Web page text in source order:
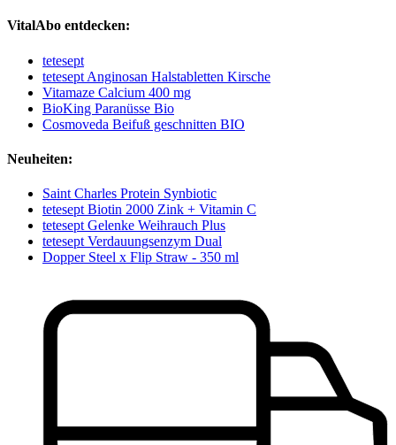
VitalAbo entdecken:
tetesept
tetesept Anginosan Halstabletten Kirsche
Vitamaze Calcium 400 mg
BioKing Paranüsse Bio
Cosmoveda Beifuß geschnitten BIO
Neuheiten:
Saint Charles Protein Synbiotic
tetesept Biotin 2000 Zink + Vitamin C
tetesept Gelenke Weihrauch Plus
tetesept Verdauungsenzym Dual
Dopper Steel x Flip Straw - 350 ml